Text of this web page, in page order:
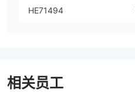
HE71494
相关员工